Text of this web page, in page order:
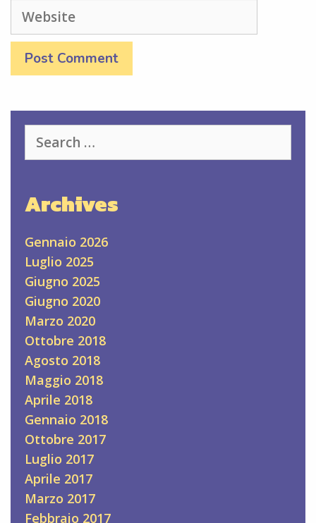
Website
for:
Archives
Gennaio 2026
Luglio 2025
Giugno 2025
Giugno 2020
Marzo 2020
Ottobre 2018
Agosto 2018
Maggio 2018
Aprile 2018
Gennaio 2018
Ottobre 2017
Luglio 2017
Aprile 2017
Marzo 2017
Febbraio 2017